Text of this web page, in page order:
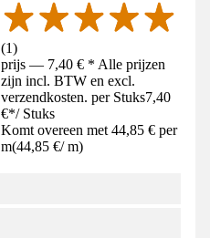
(1)
prijs — 7,40 € * Alle prijzen
zijn incl. BTW en excl.
verzendkosten. per Stuks7,40
€*/ Stuks
Komt overeen met 44,85 € per
m(44,85 €/ m)